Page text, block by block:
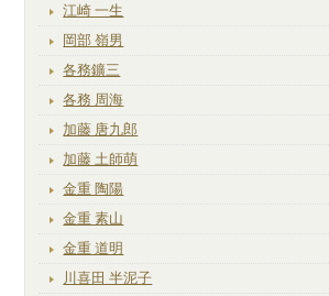
江崎 一生
岡部 嶺男
各務鑛三
各務 周海
加藤 唐九郎
加藤 土師萌
金重 陶陽
金重 素山
金重 道明
川喜田 半泥子